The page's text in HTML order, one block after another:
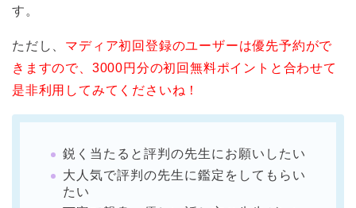
す。
ただし、 マディア初回登録のユーザーは優先予約がで
きますので、3000円分の初回無料ポイントと合わせて
是非利用してみてくださいね！
鋭く当たると評判の先生にお願いしたい
大人気で評判の先生に鑑定をしてもらい
たい